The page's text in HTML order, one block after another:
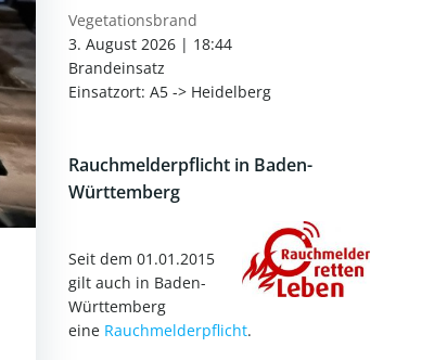
Vegetationsbrand
3. August 2026 | 18:44
Brandeinsatz
Einsatzort: A5 -> Heidelberg
Rauchmelderpflicht in Baden-
Württemberg
Seit dem 01.01.2015
gilt auch in Baden-
Württemberg
eine Rauchmelderpflicht.